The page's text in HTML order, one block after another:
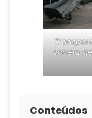
correia
Conteúdos